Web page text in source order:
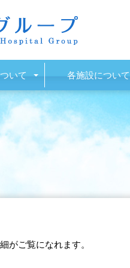
いて 各施設について
がご覧になれます。